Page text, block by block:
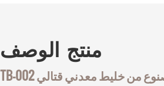
منتج الوصف